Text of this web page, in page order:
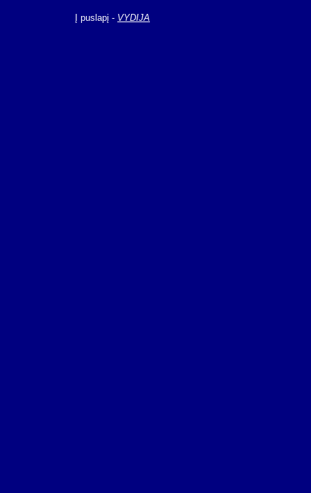
Į puslapį - VYDIJA